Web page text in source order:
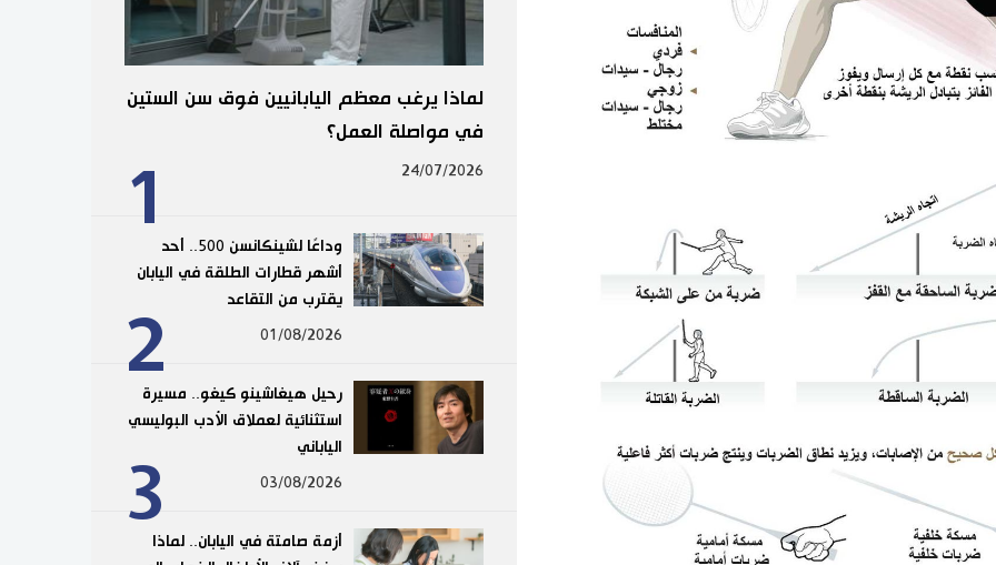
1
لماذا يرغب معظم اليابانيين فوق سن الستين
في مواصلة العمل؟
24/07/2026
2
وداعًا لشينكانسن 500.. أحد
أشهر قطارات الطلقة في اليابان
يقترب من التقاعد
01/08/2026
3
رحيل هيغاشينو كيغو.. مسيرة
استثنائية لعملاق الأدب البوليسي
الياباني
03/08/2026
أزمة صامتة في اليابان.. لماذا